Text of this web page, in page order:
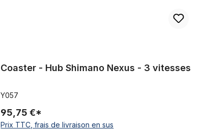
Coaster - Hub Shimano Nexus - 3 vitesses
Y057
95,75 €*
Prix TTC, frais de livraison en sus